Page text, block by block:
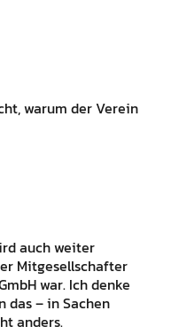
warum der Verein
auch weiter
Mitgesellschafter
war. Ich denke
das – in Sachen
anders.